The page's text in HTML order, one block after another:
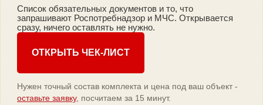
Список обязательных документов и то, что
запрашивают Роспотребнадзор и МЧС. Открывается
сразу, ничего оставлять не нужно.
ОТКРЫТЬ ЧЕК-ЛИСТ
Нужен точный состав комплекта и цена под ваш объект -
оставьте заявку, посчитаем за 15 минут.